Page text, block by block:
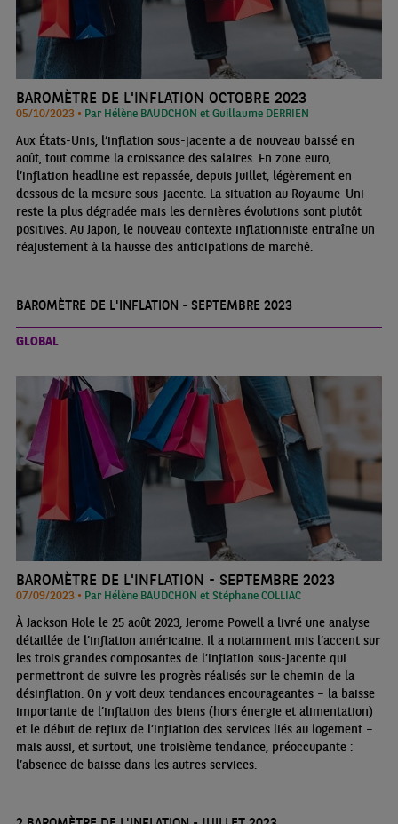
BAROMÈTRE DE L'INFLATION OCTOBRE 2023
05/10/2023 • Par Hélène BAUDCHON et Guillaume DERRIEN
Aux États-Unis, l‘inflation sous-jacente a de nouveau baissé en
août, tout comme la croissance des salaires. En zone euro,
l’inflation headline est repassée, depuis juillet, légèrement en
dessous de la mesure sous-jacente. La situation au Royaume-Uni
reste la plus dégradée mais les dernières évolutions sont plutôt
positives. Au Japon, le nouveau contexte inflationniste entraîne un
réajustement à la hausse des anticipations de marché.
BAROMÈTRE DE L'INFLATION - SEPTEMBRE 2023
GLOBAL
BAROMÈTRE DE L'INFLATION - SEPTEMBRE 2023
07/09/2023 • Par Hélène BAUDCHON et Stéphane COLLIAC
À Jackson Hole le 25 août 2023, Jerome Powell a livré une analyse
détaillée de l’inflation américaine. Il a notamment mis l’accent sur
les trois grandes composantes de l’inflation sous-jacente qui
permettront de suivre les progrès réalisés sur le chemin de la
désinflation. On y voit deux tendances encourageantes – la baisse
importante de l’inflation des biens (hors énergie et alimentation)
et le début de reflux de l’inflation des services liés au logement –
mais aussi, et surtout, une troisième tendance, préoccupante :
l’absence de baisse dans les autres services.